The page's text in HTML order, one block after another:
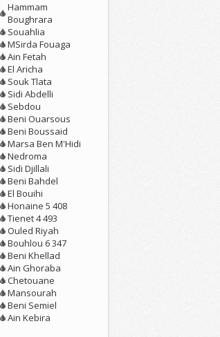
Hammam
Boughrara
Souahlia
MSirda Fouaga
Ain Fetah
El Aricha
Souk Tlata
Sidi Abdelli
Sebdou
Beni Ouarsous
Beni Boussaid
Marsa Ben M'Hidi
Nedroma
Sidi Djillali
Beni Bahdel
El Bouihi
Honaine 5 408
Tienet 4 493
Ouled Riyah
Bouhlou 6 347
Beni Khellad
Ain Ghoraba
Chetouane
Mansourah
Beni Semiel
Ain Kebira